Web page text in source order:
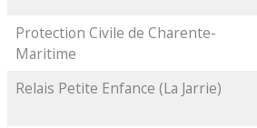
Protection Civile de Charente-
Maritime
Relais Petite Enfance (La Jarrie)